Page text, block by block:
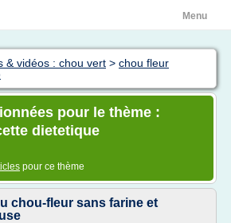
Menu
& vidéos : chou vert > chou fleur
pour le thème :
dietetique
pour ce thème
chou-fleur sans farine et